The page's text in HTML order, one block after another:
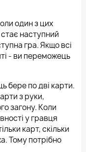
один з цих
стає наступний
гра. Якщо всі
- ви переможець
бере по дві карти.
з руки,
загону. Коли
у гравця
карт, скільки
Тому потрібно